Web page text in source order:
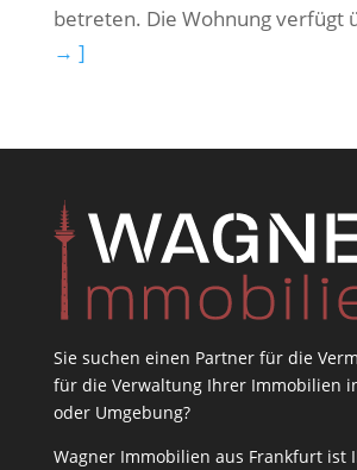
betreten. Die Wohnung verfügt
→ ]
Sie suchen einen Partner für die
für die Verwaltung Ihrer Immobilien
oder Umgebung?
Wagner Immobilien aus Frankfurt ist